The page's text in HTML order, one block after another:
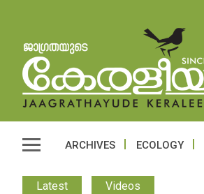
ARCHIVES ECOLOGY
Latest Videos